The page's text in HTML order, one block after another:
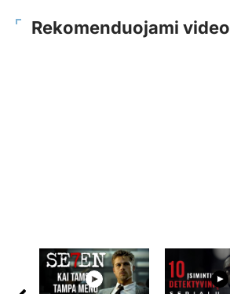
Rekomenduojami video